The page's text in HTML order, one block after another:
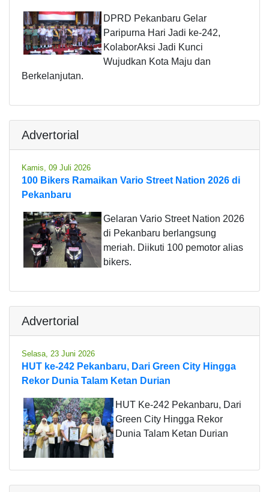
DPRD Pekanbaru Gelar
Paripurna Hari Jadi ke-242,
KolaborAksi Jadi Kunci
Wujudkan Kota Maju dan
Berkelanjutan.
Advertorial
Kamis, 09 Juli 2026
100 Bikers Ramaikan Vario Street Nation 2026 di
Pekanbaru
Gelaran Vario Street Nation 2026
di Pekanbaru berlangsung
meriah. Diikuti 100 pemotor alias
bikers.
Advertorial
Selasa, 23 Juni 2026
HUT ke-242 Pekanbaru, Dari Green City Hingga
Rekor Dunia Talam Ketan Durian
HUT Ke-242 Pekanbaru, Dari
Green City Hingga Rekor
Dunia Talam Ketan Durian